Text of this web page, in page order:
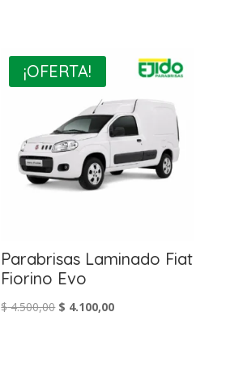
¡OFERTA!
Parabrisas Laminado Fiat
Fiorino Evo
$4.500,00 El
$ 4.100,00El